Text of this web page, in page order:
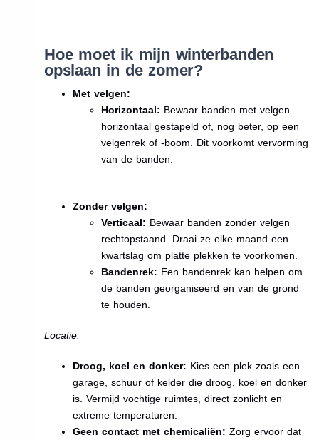
Hoe moet ik mijn winterbanden
opslaan in de zomer?
Met velgen:
Horizontaal: Bewaar banden met velgen
horizontaal gestapeld of, nog beter, op een
velgenrek of -boom. Dit voorkomt vervorming
van de banden.
Zonder velgen:
Verticaal: Bewaar banden zonder velgen
rechtopstaand. Draai ze elke maand een
kwartslag om platte plekken te voorkomen.
Bandenrek: Een bandenrek kan helpen om
de banden georganiseerd en van de grond
te houden.
Locatie:
Droog, koel en donker: Kies een plek zoals een
garage, schuur of kelder die droog, koel en donker
is. Vermijd vochtige ruimtes, direct zonlicht en
extreme temperaturen.
Geen contact met chemicaliën: Zorg ervoor dat